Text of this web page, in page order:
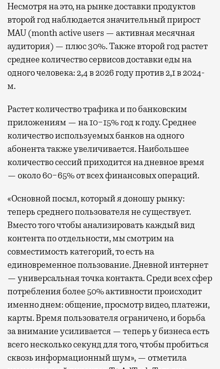
Несмотря на это, на рынке доставки продуктов
второй год наблюдается значительный прирост
MAU (month active users — активная месячная
аудитория) — плюс 30%. Также второй год растет
среднее количество сервисов доставки еды на
одного человека: 2,4 в 2026 году против 2,1 в 2024-
м.
Растет количество трафика и по банковским
приложениям — на 10−15% год к году. Среднее
количество используемых банков на одного
абонента также увеличивается. Наибольшее
количество сессий приходится на дневное время
— около 60−65% от всех финансовых операций.
«Основной посыл, который я доношу рынку:
теперь среднего пользователя не существует.
Вместо того чтобы анализировать каждый вид
контента по отдельности, мы смотрим на
совместимость категорий, то есть на
единовременное пользование. Дневной интернет
— универсальная точка контакта. Среди всех сфер
потребления более 50% активности происходит
именно днем: общение, просмотр видео, платежи,
карты. Время пользователя ограничено, и борьба
за внимание усиливается — теперь у бизнеса есть
всего несколько секунд для того, чтобы пробиться
сквозь информационный шум», — отметила